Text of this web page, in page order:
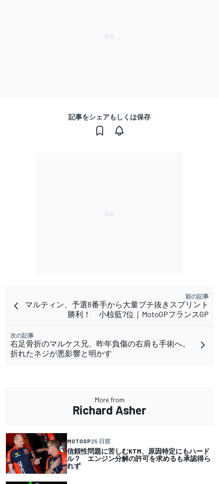
記事をシェアもしくは保存
前の記事
マルティン、予選8番手から大量ブチ抜きスプリント
勝利！ 小椋藍7位｜MotoGPフランスGP
次の記事
右足骨折のマルケス兄、昨年負傷の右肩も手術へ。
折れたネジが悪影響と明かす
More from
Richard Asher
MOTOGP25 日前
信頼性問題に苦しむKTM、原因特定にもハード
ル？ エンジン分解の許可を求めるも承認得ら
れず